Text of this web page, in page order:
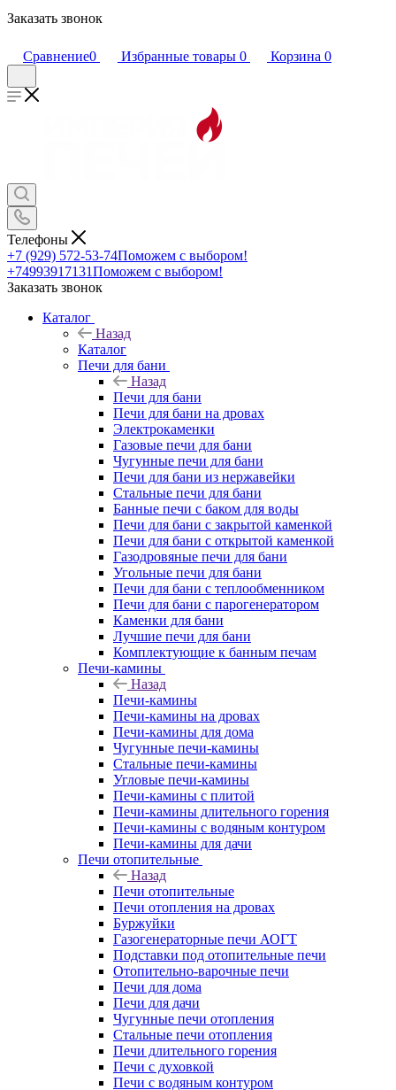
Заказать звонок
Сравнение0 Избранные товары 0 Корзина 0
Телефоны
+7 (929) 572-53-74Поможем с выбором!
+74993917131Поможем с выбором!
Заказать звонок
Каталог
Назад
Каталог
Печи для бани
Назад
Печи для бани
Печи для бани на дровах
Электрокаменки
Газовые печи для бани
Чугунные печи для бани
Печи для бани из нержавейки
Стальные печи для бани
Банные печи с баком для воды
Печи для бани с закрытой каменкой
Печи для бани с открытой каменкой
Газодровяные печи для бани
Угольные печи для бани
Печи для бани с теплообменником
Печи для бани с парогенератором
Каменки для бани
Лучшие печи для бани
Комплектующие к банным печам
Печи-камины
Назад
Печи-камины
Печи-камины на дровах
Печи-камины для дома
Чугунные печи-камины
Стальные печи-камины
Угловые печи-камины
Печи-камины с плитой
Печи-камины длительного горения
Печи-камины с водяным контуром
Печи-камины для дачи
Печи отопительные
Назад
Печи отопительные
Печи отопления на дровах
Буржуйки
Газогенераторные печи АОГТ
Подставки под отопительные печи
Отопительно-варочные печи
Печи для дома
Печи для дачи
Чугунные печи отопления
Стальные печи отопления
Печи длительного горения
Печи с духовкой
Печи с водяным контуром